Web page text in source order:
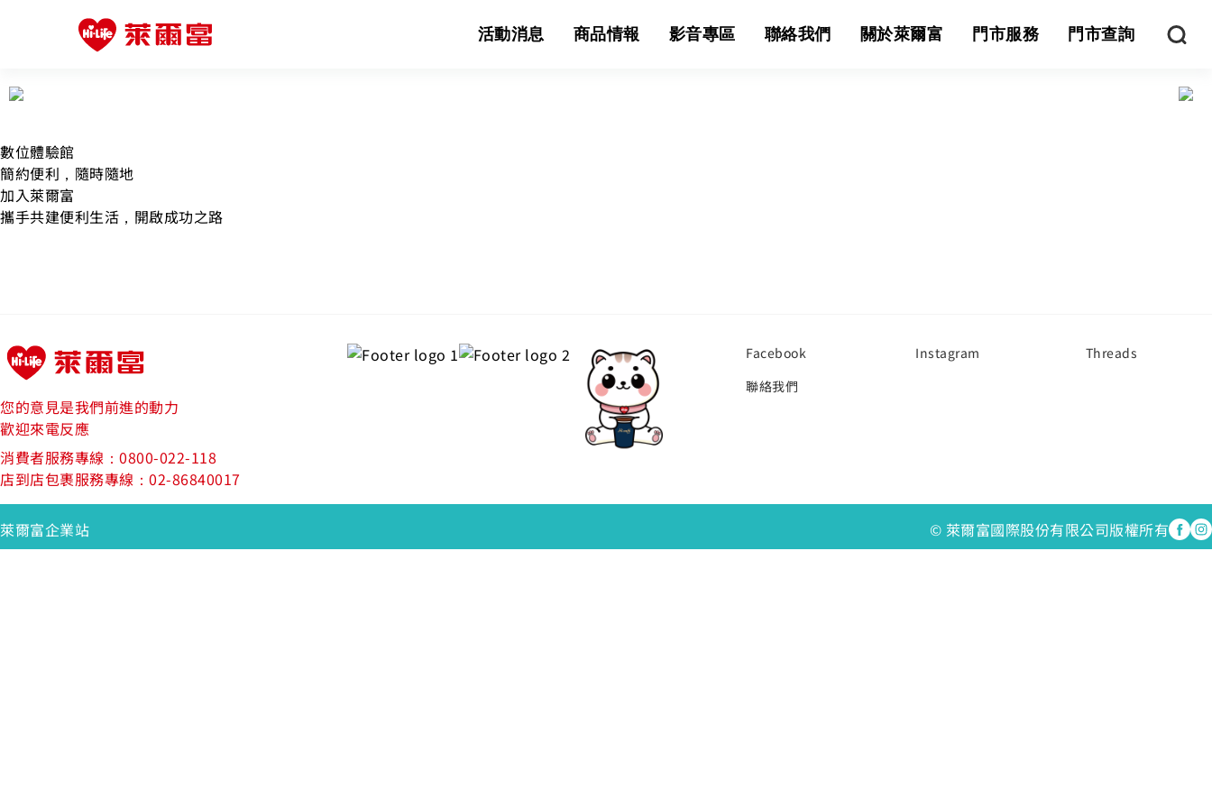
活動消息 商品情報 影音專區 聯絡我們 關於萊爾富 門市服務 門市查詢
數位體驗館
簡約便利，隨時隨地
加入萊爾富
攜手共建便利生活，開啟成功之路
您的意見是我們前進的動力
歡迎來電反應
消費者服務專線：0800-022-118
店到店包裹服務專線：02-86840017
Facebook Instagram
Threads
聯絡我們
萊爾富企業站 © 萊爾富國際股份有限公司版權所有